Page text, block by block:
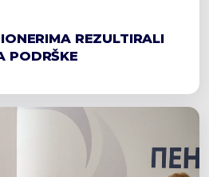
REZULTIRALI
PODRŠKE